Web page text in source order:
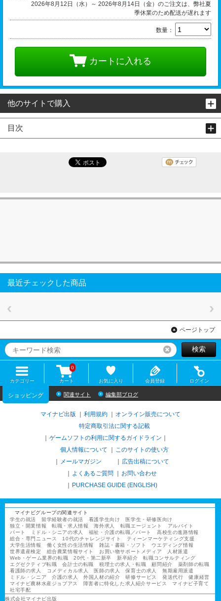
2026年8月12日（水）～ 2026年8月14日（金）のご注文は、弊社夏
季休業のため配送が遅れます
数量：
カートに入れる
他のサイトで購入
目次
最近チェックした商品
ページトップ
リセット検索
カテゴリー カート
0
お気に入り 会員登録 ログイン
ショッピング 関連サイト 編集部ブログ
マイナビ出版 利用規約
オンライン販売について
特定商取引法に関する記載
ゲームソフトの利用に関するガイドライン
個人情報について
このサイトの使い方
メールマガジン
広告出稿について
よくあるご質問
お問い合わせ
PURCHASE GUIDE (ENGLISH)
マイナビグループの関連サイト
学生の就活
留学経験者の就活 看護学生向け
医学生・研修医向け
独立・開業情報
転職・求人情報 海外求人 転職エージェント
アルバイト
パート
ミドル・シニアの求人 福祉・介護の転職／パート
高校生の進路情報
総合・専門ニュース
10代のチャレンジサイト
ティーンマーケティング支援
大学生活情報
働く女性の生活情報 雑誌・書籍・ソフト
ウエディング情報
世界遺産検定
総合農業情報サイト お買い物サポートメディア
人材派遣
Web・ゲーム業界の転職
20代・第二新卒 新卒紹介
転職コンサルティング
エグゼクティブ転職
会計士の転職 税理士の求人・転職 顧問紹介
薬剤師の転職
看護師の求人
コメディカル求人 医師の求人 保育士の求人
無期雇用派遣
ミドル・シニア
介護の求人 外国人材の紹介 研修サービス 発送代行
健康経営
マイナビ農林水産ジョブアス
障害者に特化した求人紹介サービス
マイナビ子育て
社宅手配
株式会社マイナビ出版